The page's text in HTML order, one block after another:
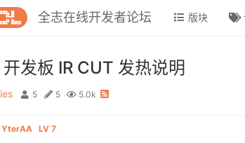
全志在线开发者论坛 版块
发板 IR CUT 发热说明
5 5 5.0k
YterAA LV 7